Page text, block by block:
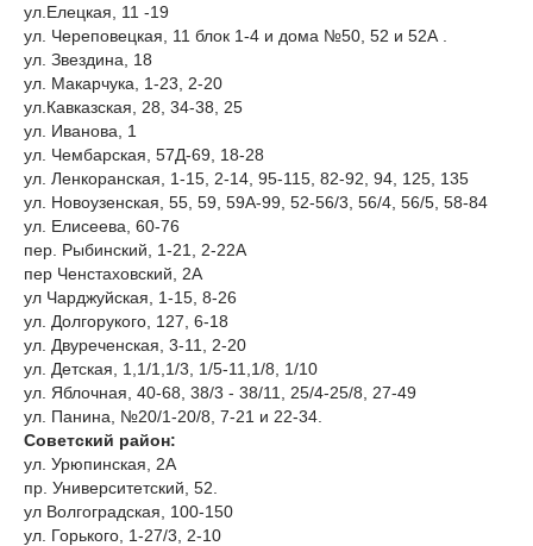
ул.Елецкая, 11 -19
ул. Череповецкая, 11 блок 1-4 и дома №50, 52 и 52А .
ул. Звездина, 18
ул. Макарчука, 1-23, 2-20
ул.Кавказская, 28, 34-38, 25
ул. Иванова, 1
ул. Чембарская, 57Д-69, 18-28
ул. Ленкоранская, 1-15, 2-14, 95-115, 82-92, 94, 125, 135
ул. Новоузенская, 55, 59, 59А-99, 52-56/3, 56/4, 56/5, 58-84
ул. Елисеева, 60-76
пер. Рыбинский, 1-21, 2-22А
пер Ченстаховский, 2А
ул Чарджуйская, 1-15, 8-26
ул. Долгорукого, 127, 6-18
ул. Двуреченская, 3-11, 2-20
ул. Детская, 1,1/1,1/3, 1/5-11,1/8, 1/10
ул. Яблочная, 40-68, 38/3 - 38/11, 25/4-25/8, 27-49
ул. Панина, №20/1-20/8, 7-21 и 22-34.
Советский район:
ул. Урюпинская, 2А
пр. Университетский, 52.
ул Волгоградская, 100-150
ул. Горького, 1-27/3, 2-10